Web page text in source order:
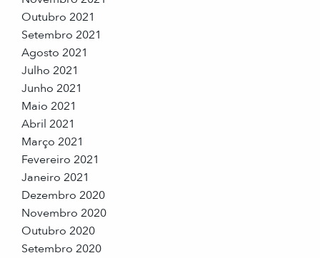
Outubro 2021
Setembro 2021
Agosto 2021
Julho 2021
Junho 2021
Maio 2021
Abril 2021
Março 2021
Fevereiro 2021
Janeiro 2021
Dezembro 2020
Novembro 2020
Outubro 2020
Setembro 2020